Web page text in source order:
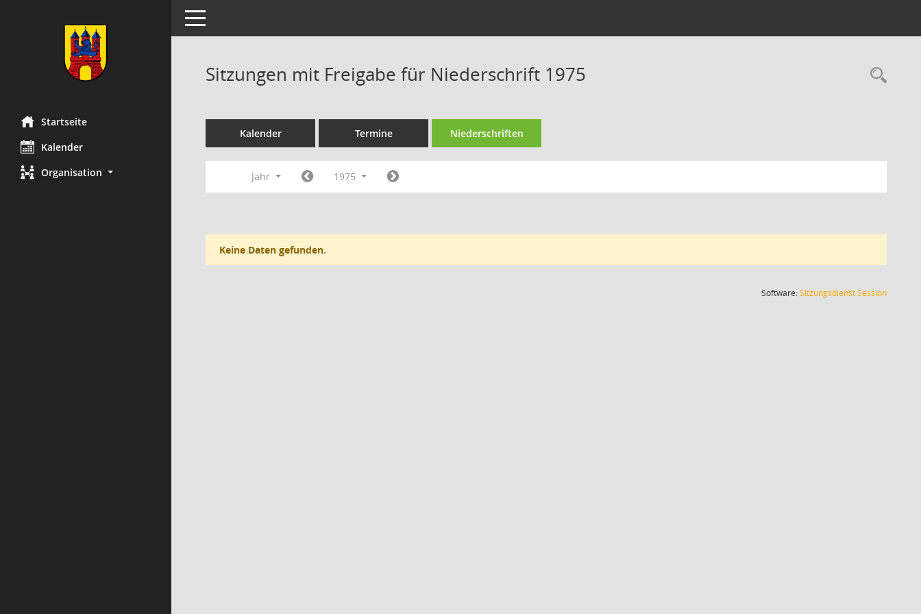
Startseite
Kalender
Organisation
Toggle navigation
Sitzungen mit Freigabe für Niederschrift 1975
Kalender Termine Niederschriften
Jahr 1975
Keine Daten gefunden.
Software:SitzungsdienstSession(Wird in